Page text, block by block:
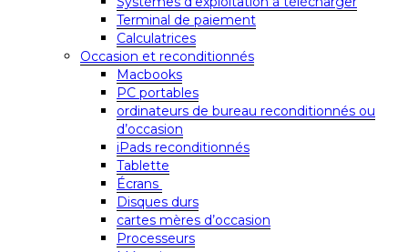
Terminal de paiement
Calculatrices
Occasion et reconditionnés
Macbooks
PC portables
ordinateurs de bureau reconditionnés ou
d’occasion
iPads reconditionnés
Tablette
Écrans
Disques durs
cartes mères d’occasion
Processeurs